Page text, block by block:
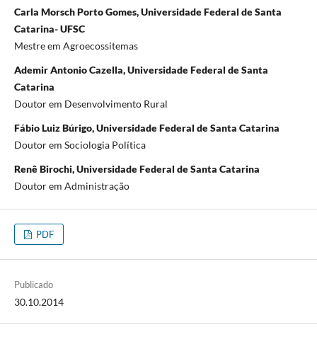
Carla Morsch Porto Gomes, Universidade Federal de Santa
Catarina- UFSC
Mestre em Agroecossitemas
Ademir Antonio Cazella, Universidade Federal de Santa
Catarina
Doutor em Desenvolvimento Rural
Fábio Luiz Búrigo, Universidade Federal de Santa Catarina
Doutor em Sociologia Política
Renê Birochi, Universidade Federal de Santa Catarina
Doutor em Administração
PDF
Publicado
30.10.2014